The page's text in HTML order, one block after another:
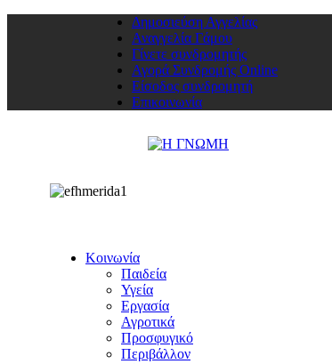
Δημοσιεύση Αγγελίας
Αναγγελία Γάμου
Γίνετε συνδρομητής
Αγορά Συνδρομής Online
Είσοδος συνδρομητή
Επικοινωνία
Κοινωνία
Παιδεία
Υγεία
Εργασία
Αγροτικά
Προσφυγικό
Περιβάλλον